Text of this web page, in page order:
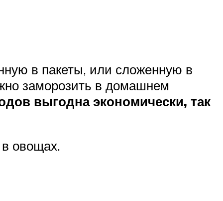
в пакеты, или сложенную в
заморозить в домашнем
выгодна экономически, так
овощах.